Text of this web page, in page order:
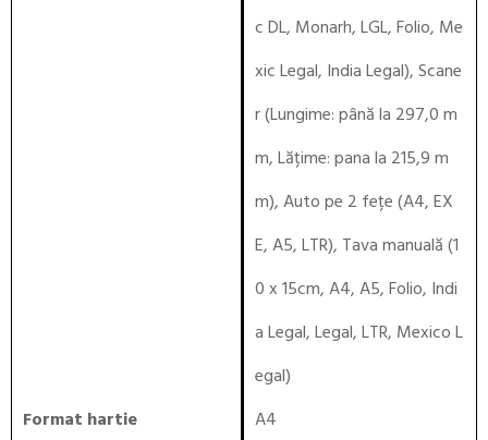
c DL, Monarh, LGL, Folio, Me
xic Legal, India Legal), Scane
r (Lungime: până la 297,0 m
m, Lățime: pana la 215,9 m
m), Auto pe 2 fețe (A4, EX
E, A5, LTR), Tava manuală (1
0 x 15cm, A4, A5, Folio, Indi
a Legal, Legal, LTR, Mexico L
egal)
Format hartie
A4